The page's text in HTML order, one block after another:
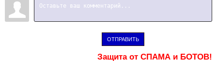
ОТПРАВИТЬ
Защита от СПАМА и БОТОВ!